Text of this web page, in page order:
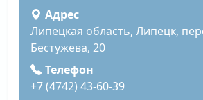
Адрес
Липецкая область, Липецк,
Бестужева, 20
Телефон
+7 (4742) 43-60-39